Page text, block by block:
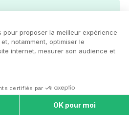
exemple pour louer
et financer son
de retraite) est
DE